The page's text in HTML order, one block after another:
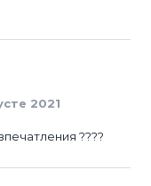
2021
????